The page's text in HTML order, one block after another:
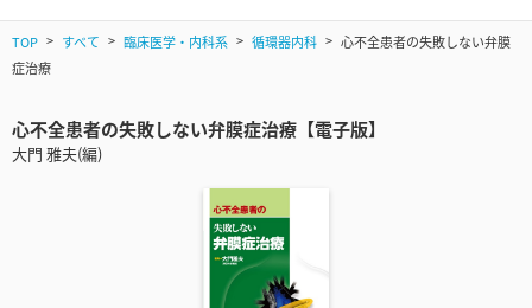
TOP すべて 臨床医学・内科系 循環器内科
心不全患者の失敗しない弁膜
症治療
心不全患者の失敗しない弁膜症治療【電子版】
大門 雅夫(編)